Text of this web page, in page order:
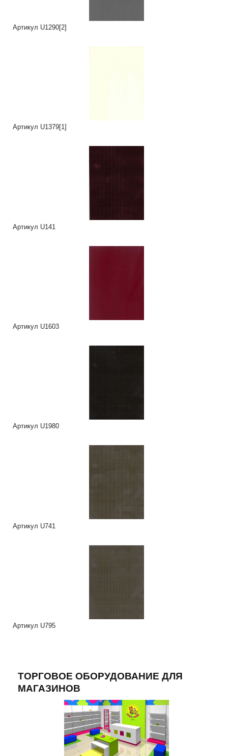
Артикул U1290[2]
Артикул U1379[1]
Артикул U141
Артикул U1603
Артикул U1980
Артикул U741
Артикул U795
ТОРГОВОЕ ОБОРУДОВАНИЕ ДЛЯ
МАГАЗИНОВ